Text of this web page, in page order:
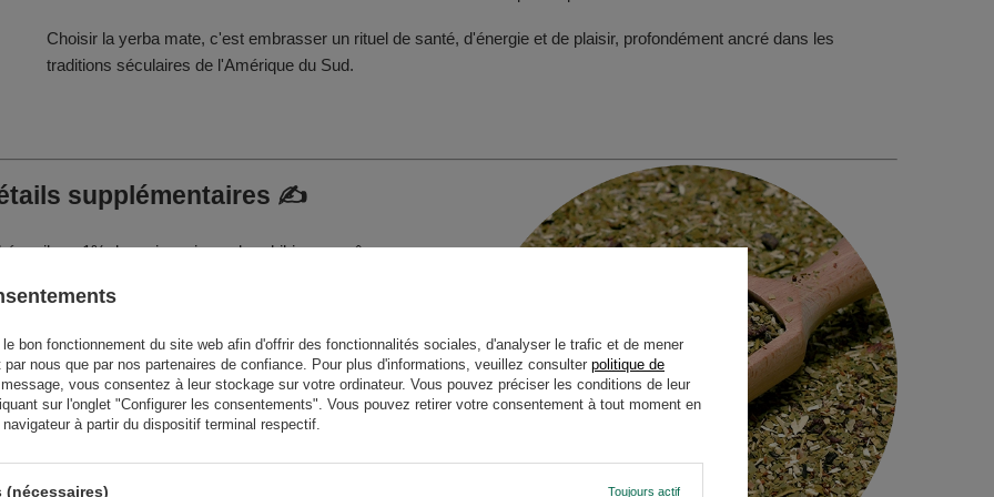
Choisir la yerba mate, c'est embrasser un rituel de santé, d'énergie et de plaisir, profondément ancré dans les
traditions séculaires de l'Amérique du Sud.
supplémentaires ✍️
rooibos, 1% de cerise, gingembre, hibiscus, arôme
et numéro de lot sur l'emballage.
15 g de yerba mate dans une tasse. Inclinez la gourde à
la bombilla au fond du monticule et verser de l'eau
bon fonctionnement du site web afin d'offrir des fonctionnalités sociales, d'analyser le trafic et de mener
nous que par nos partenaires de confiance. Pour plus d'informations, veuillez consulter politique de
vous consentez à leur stockage sur votre ordinateur. Vous pouvez préciser les conditions de leur
sur l'onglet "Configurer les consentements". Vous pouvez retirer votre consentement à tout moment en
à partir du dispositif terminal respectif.
Toujours actif